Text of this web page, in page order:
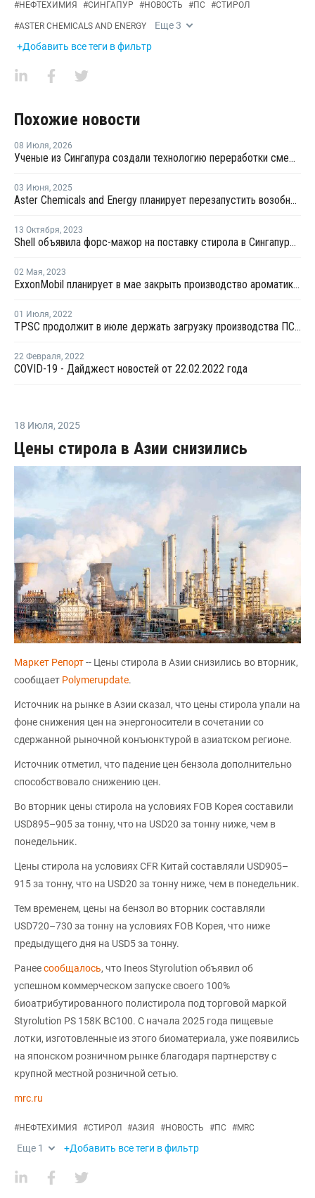
#НЕФТЕХИМИЯ #СИНГАПУР #НОВОСТЬ #ПС #СТИРОЛ
#ASTER CHEMICALS AND ENERGY Еще3
+Добавить все теги в фильтр
Похожие новости
08 Июля, 2026
Ученые из Сингапура создали технологию переработки смешанного пластика без участия растворителя
03 Июня, 2025
Aster Chemicals and Energy планирует перезапустить возобновить выпуск стирола на линии №2 в Пулау Серайя
13 Октября, 2023
Shell объявила форс-мажор на поставку стирола в Сингапуре из-за пожара
02 Мая, 2023
ExxonMobil планирует в мае закрыть производство ароматики в Сингапуре
01 Июля, 2022
TPSC продолжит в июле держать загрузку производства ПС на уровне 80%
22 Февраля, 2022
COVID-19 - Дайджест новостей от 22.02.2022 года
18 Июля, 2025
Цены стирола в Азии снизились
Маркет Репорт-- Цены стирола в Азии снизились во вторник,
сообщает Polymerupdate.
Источник на рынке в Азии сказал, что цены стирола упали на
фоне снижения цен на энергоносители в сочетании со
сдержанной рыночной конъюнктурой в азиатском регионе.
Источник отметил, что падение цен бензола дополнительно
способствовало снижению цен.
Во вторник цены стирола на условиях FOB Корея составили
USD895–905 за тонну, что на USD20 за тонну ниже, чем в
понедельник.
Цены стирола на условиях CFR Китай составляли USD905–
915 за тонну, что на USD20 за тонну ниже, чем в понедельник.
Тем временем, цены на бензол во вторник составляли
USD720–730 за тонну на условиях FOB Корея, что ниже
предыдущего дня на USD5 за тонну.
Ранеесообщалось, что Ineos Styrolution объявил об
успешном коммерческом запуске своего 100%
биоатрибутированного полистирола под торговой маркой
Styrolution PS 158K BC100. С начала 2025 года пищевые
лотки, изготовленные из этого биоматериала, уже появились
на японском розничном рынке благодаря партнерству с
крупной местной розничной сетью.
mrc.ru
#НЕФТЕХИМИЯ #СТИРОЛ #АЗИЯ #НОВОСТЬ #ПС #MRC
Еще 1 +Добавить все теги в фильтр